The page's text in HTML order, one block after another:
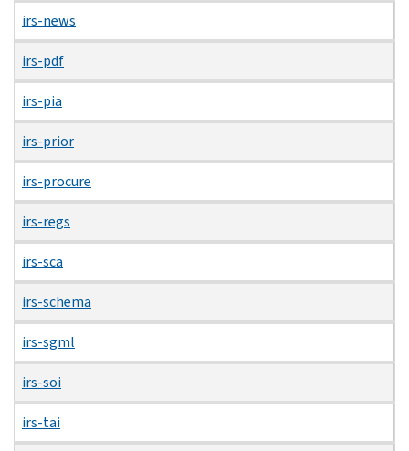
irs-news
irs-pdf
irs-pia
irs-prior
irs-procure
irs-regs
irs-sca
irs-schema
irs-sgml
irs-soi
irs-tai